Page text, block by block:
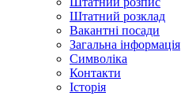
Штатний розклад
Вакантні посади
Загальна інформація
Символіка
Контакти
Історія